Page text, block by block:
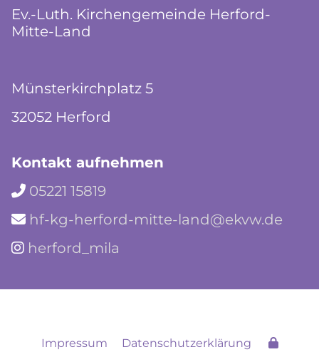
Ev.-Luth. Kirchengemeinde Herford-
Mitte-Land
Münsterkirchplatz 5
32052 Herford
Kontakt aufnehmen
 05221 15819
 hf-kg-herford-mitte-land@ekvw.de
 herford_mila
Impressum Datenschutzerklärung